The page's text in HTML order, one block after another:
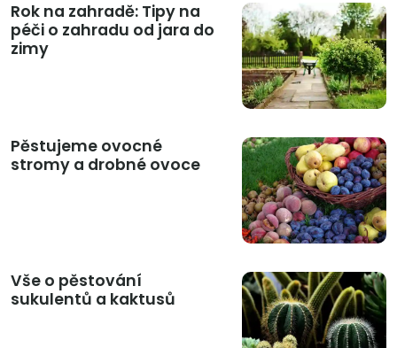
Rok na zahradě: Tipy na
péči o zahradu od jara do
zimy
Pěstujeme ovocné
stromy a drobné ovoce
Vše o pěstování
sukulentů a kaktusů